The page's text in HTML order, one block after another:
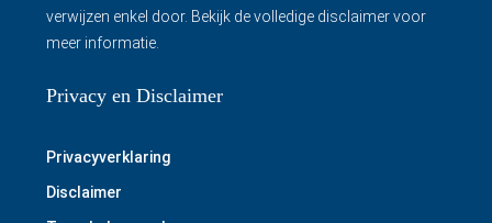
verwijzen enkel door. Bekijk de volledige disclaimervoor
meer informatie.
Privacy en Disclaimer
Privacyverklaring
Disclaimer